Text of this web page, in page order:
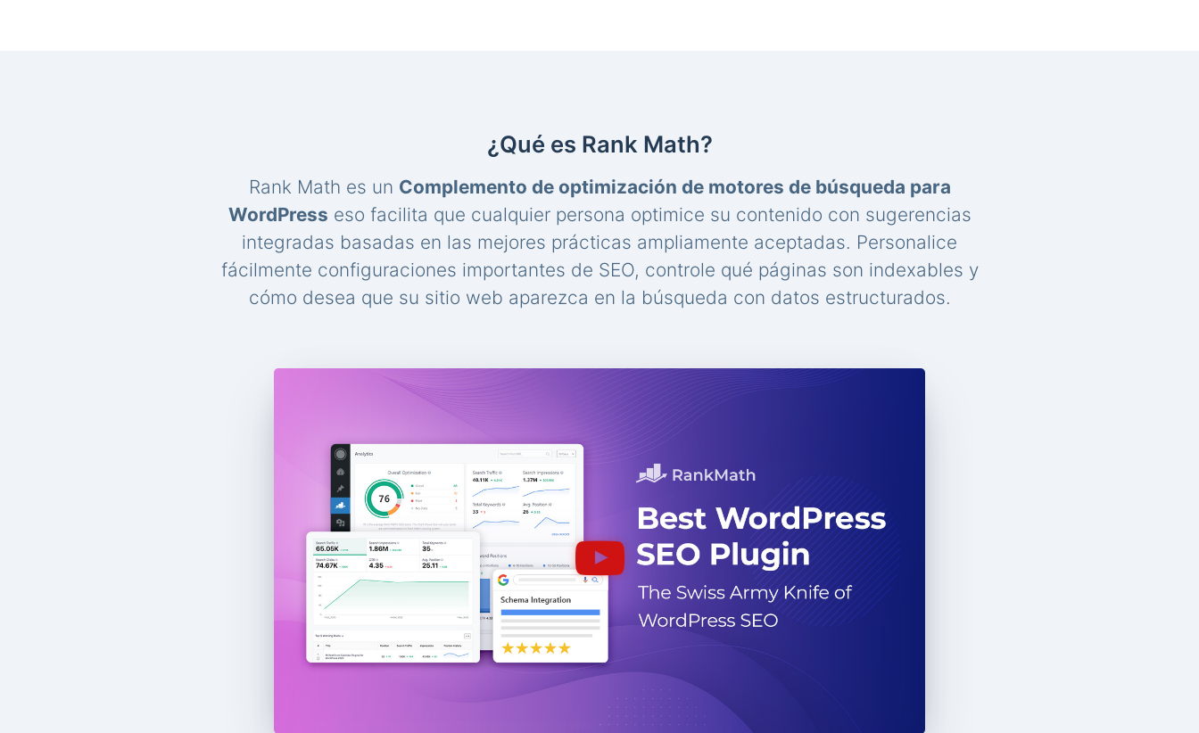
¿Qué es Rank Math?
Rank Math es un Complemento de optimización de motores de búsqueda para
WordPress eso facilita que cualquier persona optimice su contenido con sugerencias
integradas basadas en las mejores prácticas ampliamente aceptadas. Personalice
fácilmente configuraciones importantes de SEO, controle qué páginas son indexables y
cómo desea que su sitio web aparezca en la búsqueda con datos estructurados.